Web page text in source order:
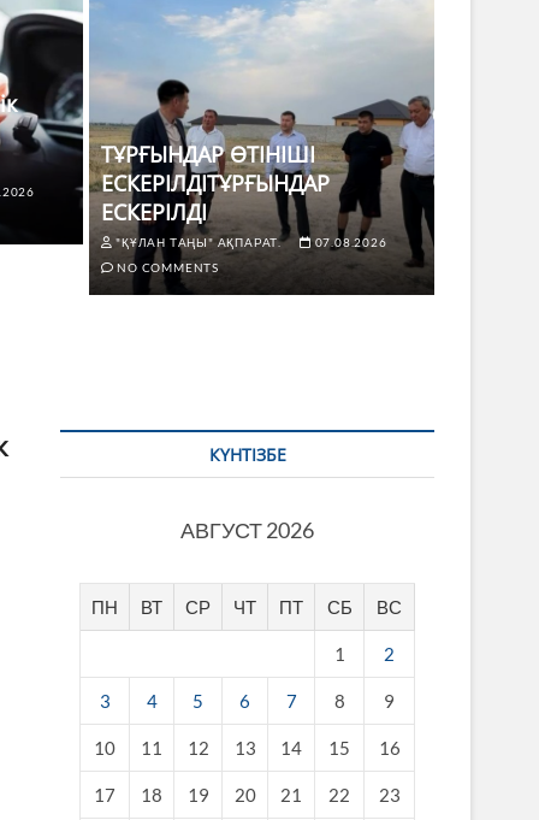
жүргізушілері үшін не
NO COMMENTS
ТҰРҒЫНДАР ӨТІНІШІ
ЕСКЕРІЛДІТҰРҒЫНДАР
ЕСКЕРІЛДІ
"ҚҰЛАН ТАҢЫ" АҚПАРАТ.
07.08.2026
NO COMMENTS
КҮНТІЗБЕ
АВГУСТ 2026
ПН ВТ СР ЧТ ПТ СБ ВС
1 2
3 4 5 6 7 8 9
10 11 12 13 14 15 16
17 18 19 20 21 22 23